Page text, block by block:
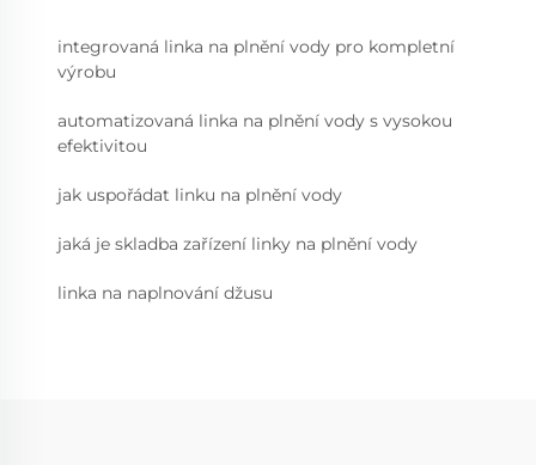
integrovaná linka na plnění vody pro kompletní
výrobu
automatizovaná linka na plnění vody s vysokou
efektivitou
jak uspořádat linku na plnění vody
jaká je skladba zařízení linky na plnění vody
linka na naplnování džusu